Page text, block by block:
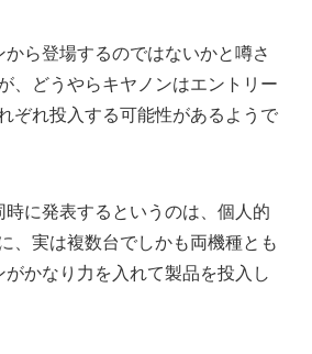
ら登場するのではないかと噂さ
、どうやらキヤノンはエントリー
ぞれ投入する可能性があるようで
に発表するというのは、個人的
、実は複数台でしかも両機種とも
かなり力を入れて製品を投入し